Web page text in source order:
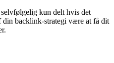
kun delt hvis det
backlink-strategi være at få dit